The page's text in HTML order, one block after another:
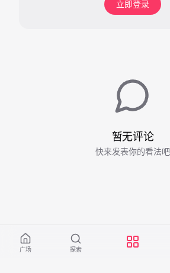
立即登录
暂无评论
快来发表你的看法吧
广场 探索